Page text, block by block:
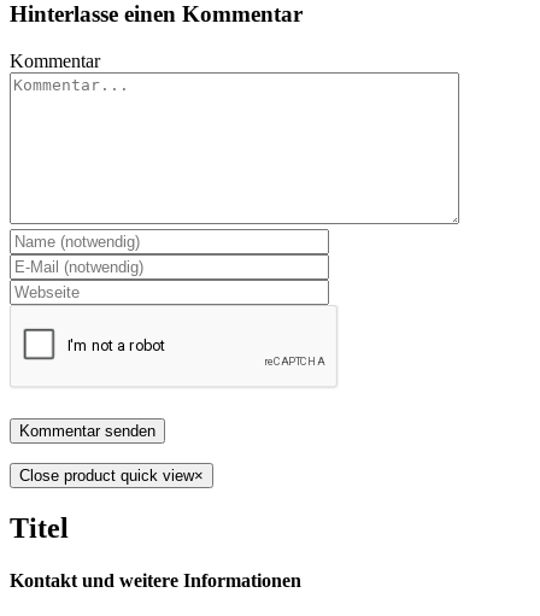
Hinterlasse einen Kommentar
Kommentar
Close product quick view×
Titel
Kontakt und weitere Informationen